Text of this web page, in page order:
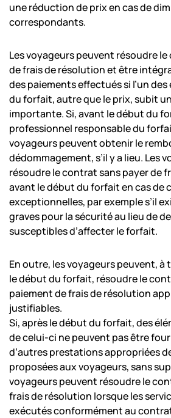
une réduction de prix en cas de
correspondants.
Les voyageurs peuvent résoudre
de frais de résolution et être
des paiements effectués si l’un
du forfait, autre que le prix, subit
importante. Si, avant le début du
professionnel responsable du
voyageurs peuvent obtenir le
dédommagement, s’il y a lieu. Les
résoudre le contrat sans payer de
avant le début du forfait en cas de
exceptionnelles, par exemple s’il
graves pour la sécurité au lieu de
susceptibles d’affecter le forfait.
En outre, les voyageurs peuvent,
le début du forfait, résoudre le
paiement de frais de résolution
justifiables.
Si, après le début du forfait, des
de celui-ci ne peuvent pas être
d’autres prestations appropriées
proposées aux voyageurs, sans
voyageurs peuvent résoudre le
frais de résolution lorsque les
exécutés conformément au